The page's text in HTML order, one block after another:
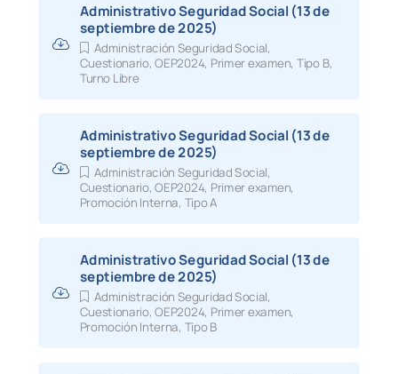
VALLADOLID LIBRE
VALLADOLID
PROMOCION INTERNA
Promoción interna
15.06.26
Seguridad social:Modificación
Excluidos Turno Libre Administrativos
Modificación Administrativos 2025
15.06.26
Seguridad social:
Excluidos Turno Libre Administrativos
Seguridad Social
Administrativo Seguridad Social (13 de
septiembre de 2025)
Administración Seguridad Social,
Cuestionario,OEP2024, Primer examen,Tipo B,
Turno Libre
Administrativo Seguridad Social (13 de
septiembre de 2025)
Administración Seguridad Social,
Cuestionario,OEP2024, Primer examen,
Promoción Interna, Tipo A
Administrativo Seguridad Social (13 de
septiembre de 2025)
Administración Seguridad Social,
Cuestionario,OEP2024, Primer examen,
Promoción Interna, Tipo B